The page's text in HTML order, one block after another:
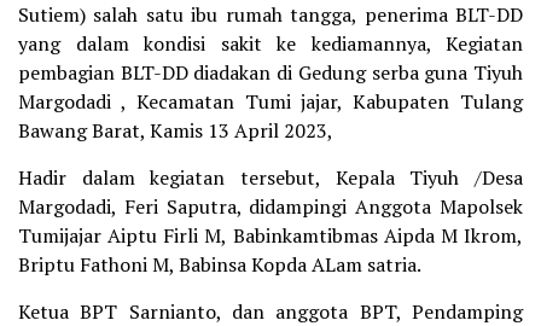
Sutiem) salah satu ibu rumah tangga, penerima BLT-DD
yang dalam kondisi sakit ke kediamannya, Kegiatan
pembagian BLT-DD diadakan di Gedung serba guna Tiyuh
Margodadi , Kecamatan Tumi jajar, Kabupaten Tulang
Bawang Barat, Kamis 13 April 2023,
Hadir dalam kegiatan tersebut, Kepala Tiyuh /Desa
Margodadi, Feri Saputra, didampingi Anggota Mapolsek
Tumijajar Aiptu Firli M, Babinkamtibmas Aipda M Ikrom,
Briptu Fathoni M, Babinsa Kopda ALam satria.
Ketua BPT Sarnianto, dan anggota BPT, Pendamping